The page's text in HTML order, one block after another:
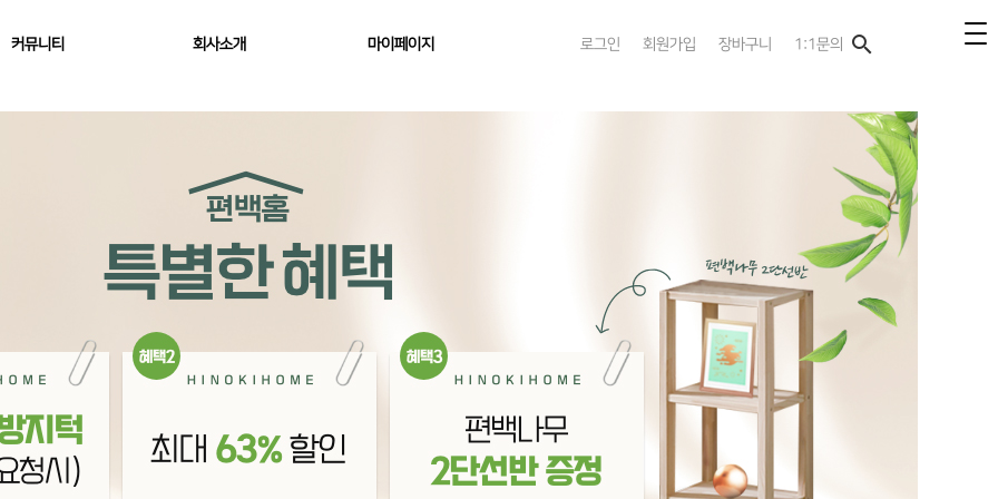
커뮤니티 회사소개 마이페이지 로그인 회원가입 장바구니 1:1문의 search